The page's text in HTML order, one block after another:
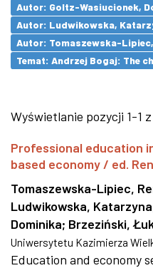
Autor: Goltz-Wasiucionek,
Autor: Ludwikowska,
Autor: Tomaszewska-Lipiec,
Temat: Andrzej Bogaj: The
Wyświetlanie pozycji 1-1 z
Professional education
based economy / ed.
Tomaszewska-Lipiec,
Ludwikowska, Katarzyna
Dominika; Brzeziński,
Uniwersytetu Kazimierza
Education and economy